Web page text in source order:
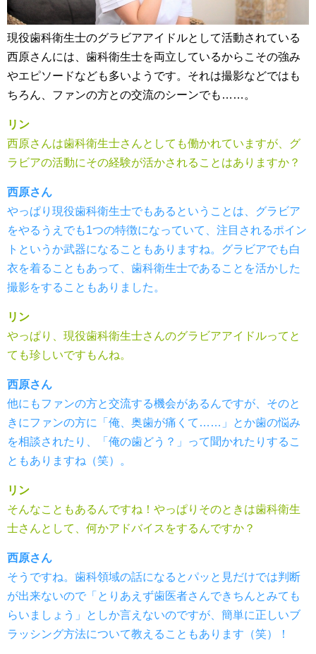
現役歯科衛生士のグラビアアイドルとして活動されている
西原さんには、歯科衛生士を両立しているからこその強み
やエピソードなども多いようです。それは撮影などではも
ちろん、ファンの方との交流のシーンでも……。
リン
西原さんは歯科衛生士さんとしても働かれていますが、グ
ラビアの活動にその経験が活かされることはありますか？
西原さん
やっぱり現役歯科衛生士でもあるということは、グラビア
をやるうえでも1つの特徴になっていて、注目されるポイン
トというか武器になることもありますね。グラビアでも白
衣を着ることもあって、歯科衛生士であることを活かした
撮影をすることもありました。
リン
やっぱり、現役歯科衛生士さんのグラビアアイドルってと
ても珍しいですもんね。
西原さん
他にもファンの方と交流する機会があるんですが、そのと
きにファンの方に「俺、奥歯が痛くて……」とか歯の悩み
を相談されたり、「俺の歯どう？」って聞かれたりするこ
ともありますね（笑）。
リン
そんなこともあるんですね！やっぱりそのときは歯科衛生
士さんとして、何かアドバイスをするんですか？
西原さん
そうですね。歯科領域の話になるとパッと見だけでは判断
が出来ないので「とりあえず歯医者さんできちんとみても
らいましょう」としか言えないのですが、簡単に正しいブ
ラッシング方法について教えることもあります（笑）！